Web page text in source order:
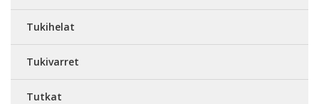
Tukihelat
Tukivarret
Tutkat